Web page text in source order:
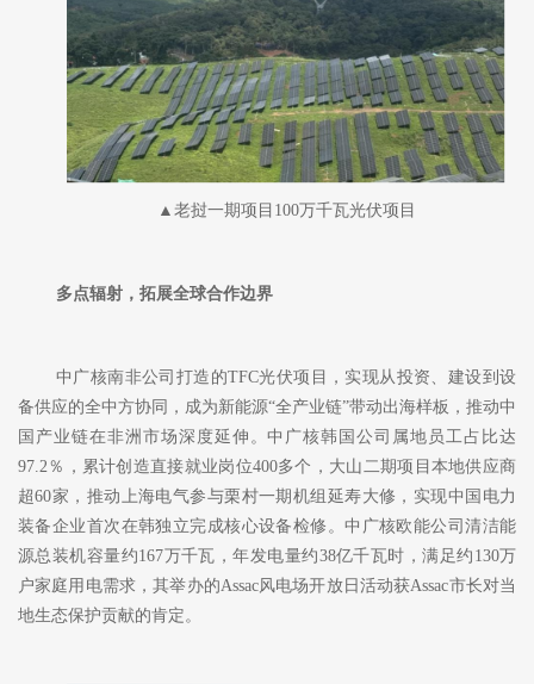
▲老挝一期项目100万千瓦光伏项目
多点辐射，拓展全球合作边界
中广核南非公司打造的TFC光伏项目，实现从投资、建设到设
备供应的全中方协同，成为新能源“全产业链”带动出海样板，推动中
国产业链在非洲市场深度延伸。中广核韩国公司属地员工占比达
97.2％，累计创造直接就业岗位400多个，大山二期项目本地供应商
超60家，推动上海电气参与栗村一期机组延寿大修，实现中国电力
装备企业首次在韩独立完成核心设备检修。中广核欧能公司清洁能
源总装机容量约167万千瓦，年发电量约38亿千瓦时，满足约130万
户家庭用电需求，其举办的Assac风电场开放日活动获Assac市长对当
地生态保护贡献的肯定。